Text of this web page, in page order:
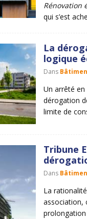
Rénovation
qui s’est
La
logique
Dans
Un arrêté en
dérogation
limite de
Tribune
Dans
La
association,